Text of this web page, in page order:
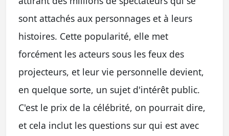
sont attachés aux personnages et à leurs
histoires. Cette popularité, elle met
forcément les acteurs sous les feux des
projecteurs, et leur vie personnelle devient,
en quelque sorte, un sujet d'intérêt public.
C'est le prix de la célébrité, on pourrait dire,
et cela inclut les questions sur qui est avec